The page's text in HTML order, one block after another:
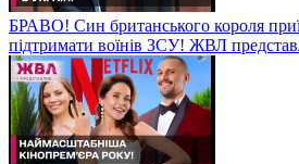
БРАВО! Син британського короля
підтримати воїнів ЗСУ! ЖВЛ